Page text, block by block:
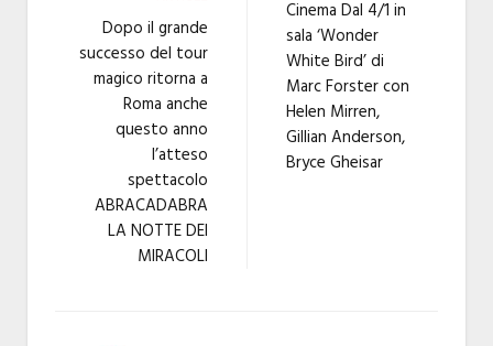
Dopo il grande
successo del tour
magico ritorna a
Roma anche
questo anno
l’atteso
spettacolo
ABRACADABRA
LA NOTTE DEI
MIRACOLI
Cinema Dal 4/1 in
sala ‘Wonder
White Bird’ di
Marc Forster con
Helen Mirren,
Gillian Anderson,
Bryce Gheisar